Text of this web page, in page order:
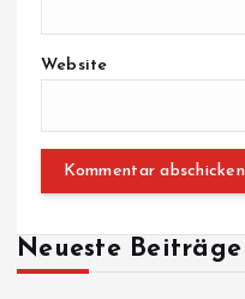
Website
Neueste Beiträge